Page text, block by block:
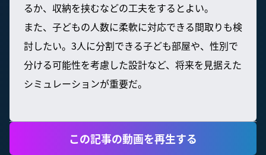
るか、収納を挟むなどの工夫をするとよい。
また、子どもの人数に柔軟に対応できる間取りも検
討したい。3人に分割できる子ども部屋や、性別で
分ける可能性を考慮した設計など、将来を見据えた
シミュレーションが重要だ。
この記事の動画を再生する